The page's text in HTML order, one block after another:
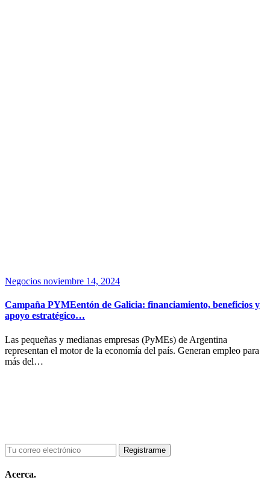
Negocios noviembre 14, 2024
Campaña PYMEentón de Galicia: financiamiento, beneficios y
apoyo estratégico…
Las pequeñas y medianas empresas (PyMEs) de Argentina
representan el motor de la economía del país. Generan empleo para
más del…
Acerca.